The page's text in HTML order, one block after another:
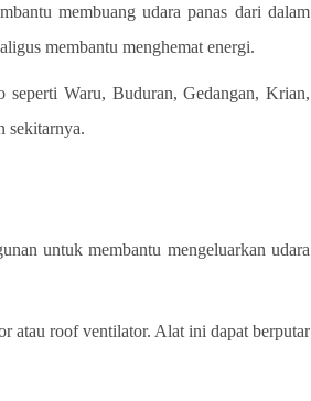
membuang udara panas dari dalam
membantu menghemat energi.
seperti Waru, Buduran, Gedangan, Krian,
sekitarnya.
untuk membantu mengeluarkan udara
atau roof ventilator. Alat ini dapat berputar